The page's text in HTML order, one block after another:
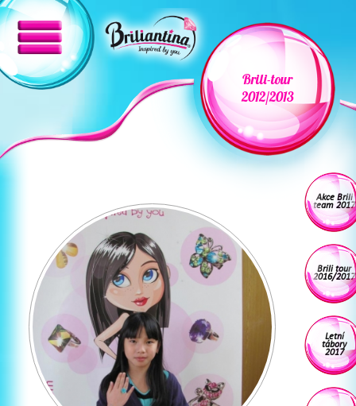
Brili-tour
2012/2013
Akce Brili
team 2017
Brili tour
2016/2017
Letní
tábory
2017